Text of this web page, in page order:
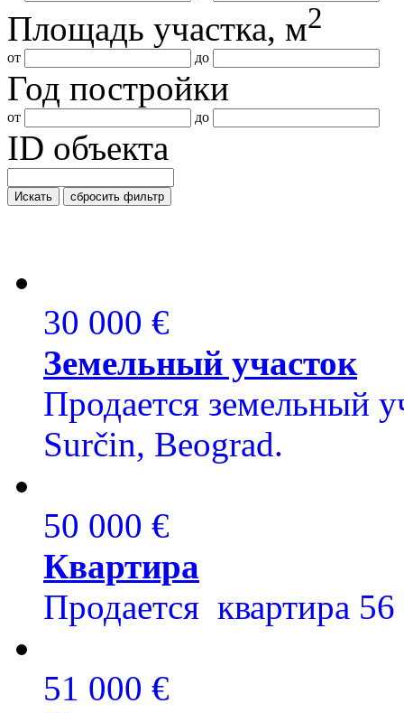
Площадь участка, м2
от до
Год постройки
от до
ID объекта
Искать сбросить фильтр
30 000 €
Земельный участок
Продается земельный
Surčin, Beograd.
50 000 €
Квартира
Продается квартира
51 000 €